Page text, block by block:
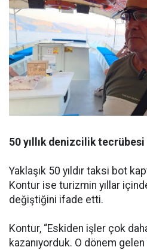
50 yıllık denizcilik tecrübesi
Yaklaşık 50 yıldır taksi bot
Kontur ise turizmin yıllar
değiştiğini ifade etti.
Kontur, “Eskiden işler çok
kazanıyorduk. O dönem